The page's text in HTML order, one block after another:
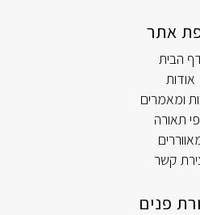
אתר
הבית
אודות
ומאמרים
תאורה
קשר
פנים